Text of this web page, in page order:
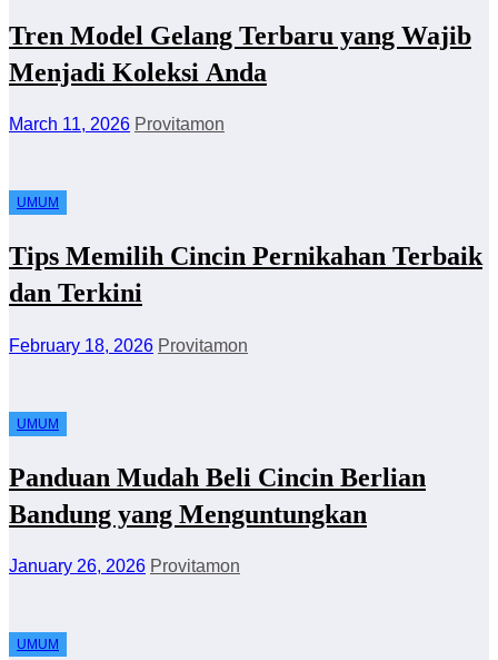
Tren Model Gelang Terbaru yang Wajib
Menjadi Koleksi Anda
March 11, 2026 Provitamon
UMUM
Tips Memilih Cincin Pernikahan Terbaik
dan Terkini
February 18, 2026 Provitamon
UMUM
Panduan Mudah Beli Cincin Berlian
Bandung yang Menguntungkan
January 26, 2026 Provitamon
UMUM